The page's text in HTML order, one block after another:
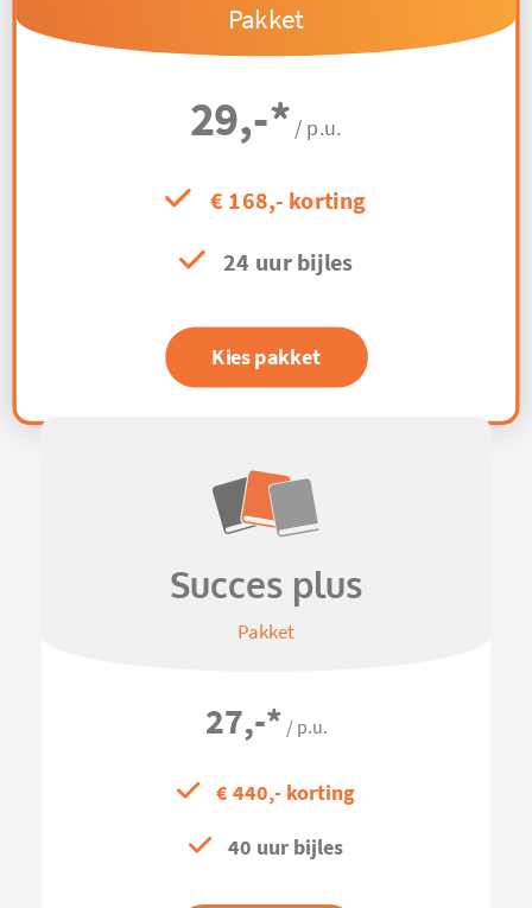
Pakket
29,-* / p.u.
€ 168,- korting
24 uur bijles
Kies pakket
Succes plus
Pakket
27,-* / p.u.
€ 440,- korting
40 uur bijles